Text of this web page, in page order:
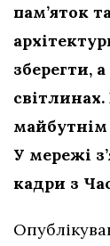
пам’яток
зберегти,
У мережі
кадри з